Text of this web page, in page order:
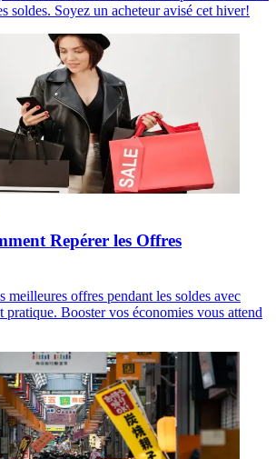
soldes. Soyez un acheteur avisé cet hiver!
Repérer les Offres
meilleures offres pendant les soldes avec
pratique. Booster vos économies vous attend